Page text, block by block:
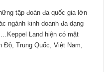
tập đoàn đa quốc gia lớn
ngành kinh doanh đa dạng
Land hiện có mặt
Độ, Trung Quốc, Việt Nam,